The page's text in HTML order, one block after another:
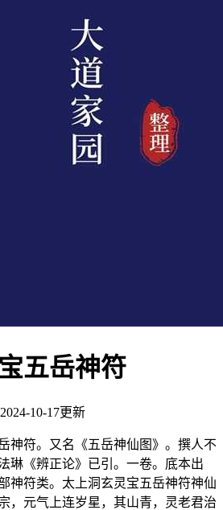
五岳神符
2024-10-17更新
神符。又名《五岳神仙图》。撰人不
琳《辨正论》已引。一卷。底本出
神符类。太上洞玄灵宝五岳神符神仙
，元气上连岁星，其山青，灵老君治